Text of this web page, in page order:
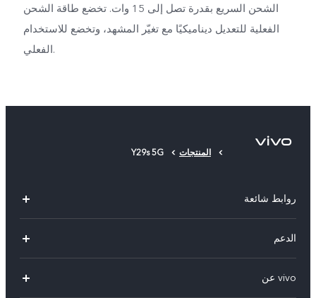
الشحن السريع بقدرة تصل إلى 15 وات. تخضع طاقة الشحن
الفعلية للتعديل ديناميكيًا مع تغيّر المشهد، وتخضع للاستخدام
الفعلي.
المنتجات Y29s 5G
روابط شائعة
X200 FE (New)
الدعم
vivo عن